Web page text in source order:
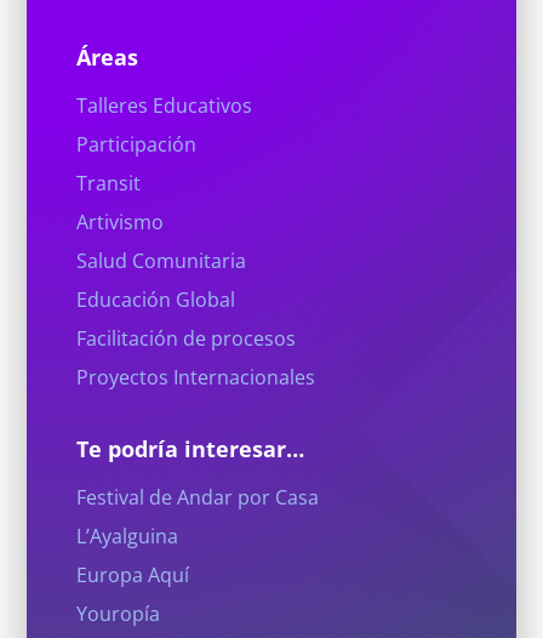
Áreas
Talleres Educativos
Participación
Transit
Artivismo
Salud Comunitaria
Educación Global
Facilitación de procesos
Proyectos Internacionales
Te podría interesar…
Festival de Andar por Casa
L’Ayalguina
Europa Aquí
Youropía